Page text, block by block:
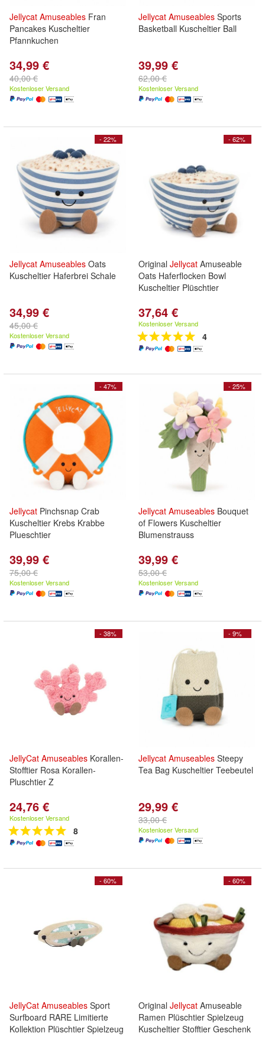
Jellycat Amuseables Fran
Pancakes Kuscheltier
Pfannkuchen
34,99 €
40,00 €
Kostenloser Versand
Jellycat Amuseables Sports
Basketball Kuscheltier Ball
39,99 €
62,00 €
Kostenloser Versand
- 22%
Jellycat Amuseables Oats
Kuscheltier Haferbrei Schale
34,99 €
45,00 €
Kostenloser Versand
- 62%
Original Jellycat Amuseable
Oats Haferflocken Bowl
Kuscheltier Plüschtier
37,64 €
Kostenloser Versand
4
- 47%
Jellycat Pinchsnap Crab
Kuscheltier Krebs Krabbe
Plueschtier
39,99 €
75,00 €
Kostenloser Versand
- 25%
Jellycat Amuseables Bouquet
of Flowers Kuscheltier
Blumenstrauss
39,99 €
53,00 €
Kostenloser Versand
- 38%
JellyCat Amuseables Korallen-
Stofftier Rosa Korallen-
Pluschtier Z
24,76 €
Kostenloser Versand
8
- 9%
Jellycat Amuseables Steepy
Tea Bag Kuscheltier Teebeutel
29,99 €
33,00 €
Kostenloser Versand
- 60%
JellyCat Amuseables Sport
Surfboard RARE Limitierte
Kollektion Plüschtier Spielzeug
- 60%
Original Jellycat Amuseable
Ramen Plüschtier Spielzeug
Kuscheltier Stofftier Geschenk